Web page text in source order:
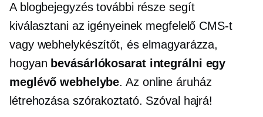
A blogbejegyzés további része segít
kiválasztani az igényeinek megfelelő CMS-t
vagy webhelykészítőt, és elmagyarázza,
hogyan bevásárlókosarat integrálni egy
meglévő webhelybe. Az online áruház
létrehozása szórakoztató. Szóval hajrá!